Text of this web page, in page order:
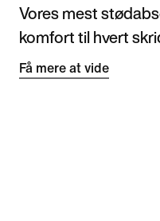
Vores mest
komfort til hvert
Få mere at vide